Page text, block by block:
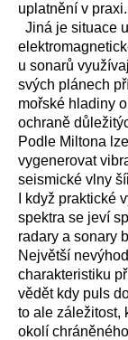
uplatnění v praxi.
Jiná je situace
u sonarů
svých plánech
mořské hladiny
ochraně
Podle Miltona
vygenerovat
seismické vlny
I když praktické
spektra se jeví
radary a sonary
Největší
charakteristiku
vědět kdy puls
to ale záležitost,
okolí